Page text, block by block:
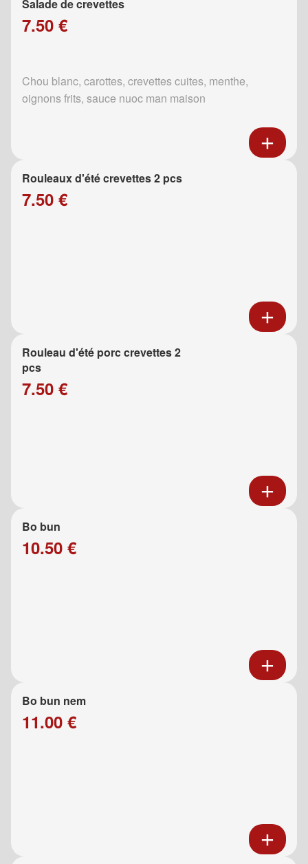
Salade de crevettes
7.50 €
Chou blanc, carottes, crevettes cuites, menthe,
oignons frits, sauce nuoc man maison
Rouleaux d'été crevettes 2 pcs
7.50 €
Rouleau d'été porc crevettes 2
pcs
7.50 €
Bo bun
10.50 €
Bo bun nem
11.00 €